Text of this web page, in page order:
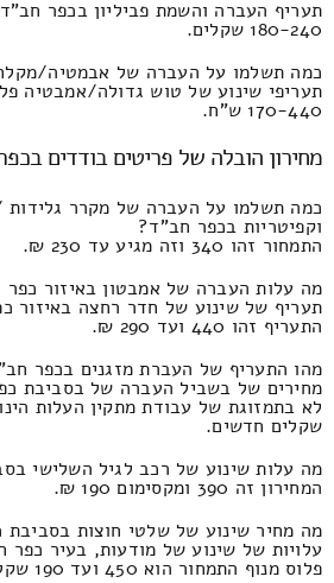
תעריף העברה והשמת פביליון בכפר
180-240 שקלים.
כמה תשלמו על העברה של אבמטיה/
תעריפי שינוע של טוש גדולה/אמבטיה
170-440 ש"ח.
מחירון הובלה של פריטים בודדים
כמה תשלמו על העברה של מקרר גלידות
וקפיטריות בכפר חב"ד?
התמחור זהו 340 וזה מגיע עד 230 ₪.
מה עלות העברה של אמבטון באיזור
תעריף של שינוע של חדר רחצה באיזור
התעריף זהו 440 ועד 290 ₪.
מהו התעריף של העברת מזגנים בכפר
מחירים של בשביל העברה של בסביבת
שקלים חדשים.
מה עלות שינוע של רכב לגיל השלישי
המחירון זה 390 ומקסימום 190 ₪.
מה מחיר שינוע של שלטי חוצות
עלויות של שינוע של מודעות, בעיר
פלוס מנוף התמחור הוא 450 ועד 190 שקלים.